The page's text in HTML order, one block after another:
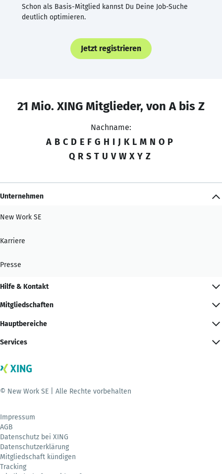
Schon als Basis-Mitglied kannst Du Deine Job-Suche
deutlich optimieren.
Jetzt registrieren
21 Mio. XING Mitglieder, von A bis Z
Nachname:
A B C D E F G H I J K L M N O P
Q R S T U V W X Y Z
Unternehmen
New Work SE
Karriere
Presse
Hilfe & Kontakt
Mitgliedschaften
Hauptbereiche
Services
© New Work SE | Alle Rechte vorbehalten
Impressum
AGB
Datenschutz bei XING
Datenschutzerklärung
Mitgliedschaft kündigen
Tracking